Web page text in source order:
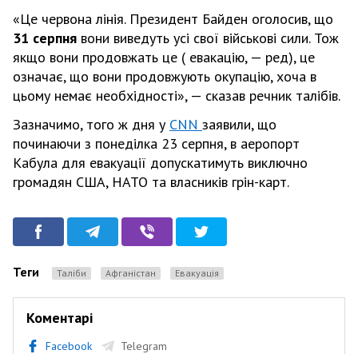
«Це червона лінія. Президент Байден оголосив, що
31 серпня вони виведуть усі свої військові сили. Тож
якщо вони продовжать це ( евакацію, — ред), це
означає, що вони продовжують окупацію, хоча в
цьому немає необхідності», — сказав речник талібів.
Зазначимо, того ж дня у CNN заявили, що
починаючи з понеділка 23 серпня, в аеропорт
Кабула для евакуації допускатимуть виключно
громадян США, НАТО та власників грін-карт.
Теги Таліби Афганістан евакуація
Коментарі
Facebook Telegram